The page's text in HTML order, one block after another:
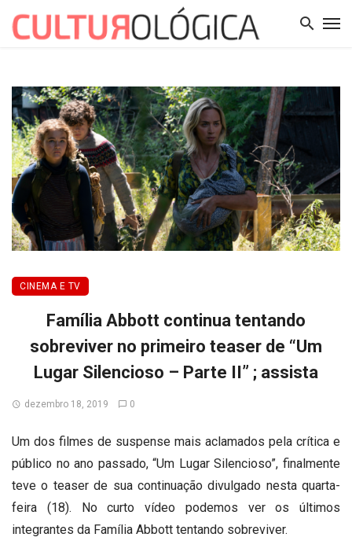
CINEMA E TV
Família Abbott continua tentando
sobreviver no primeiro teaser de “Um
Lugar Silencioso – Parte II” ; assista
dezembro 18, 2019 0
Um dos filmes de suspense mais aclamados pela crítica e
público no ano passado, “Um Lugar Silencioso”, finalmente
teve o teaser de sua continuação divulgado nesta quarta-
feira (18). No curto vídeo podemos ver os últimos
integrantes da Família Abbott tentando sobreviver.